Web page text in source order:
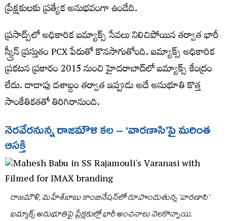
ప్రేక్షకులకు ప్రత్యేక అనుభవంగా ఉండేది.
ప్రసాద్స్‌లో అధికారిక ఐమ్యాక్స్‌ సేవలు నిలిచిపోయిన తర్వాత భారీ
స్క్రీన్‌ ప్రస్తుతం PCX పేరుతో కొనసాగుతోంది. ఐమ్యాక్స్‌ అధికారిక
ప్రకటన ప్రకారం 2015 నుంచి హైదరాబాద్‌లో ఐమ్యాక్స్‌ కేంద్రం
లేదు. దాదాపు దశాబ్దం తర్వాత ఇప్పుడు అదే అనుభూతి కొత్త
సాంకేతికతతో తిరిగిరానుంది.
నెరవేరనున్న రాజమౌళి కల ‌‌– ‘వారణాసి’పై మరింత
ఆసక్తి
రాజమౌళి, మహేశ్‌బాబు కాంబినేషన్‌లో రూపొందుతున్న ‘వారణాసి’
ఐమ్యాక్స్‌ అనుభూతిపై ప్రేక్షకుల్లో భారీ అంచనాలు నెలకొన్నాయి.